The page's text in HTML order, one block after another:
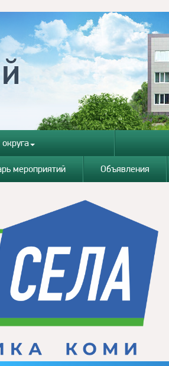
мероприятий Объявления